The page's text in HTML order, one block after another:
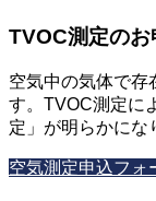
TVOC測定のお
空気中の気体で存
す。TVOC測定に
定」が明らかにな
空気測定申込フォ